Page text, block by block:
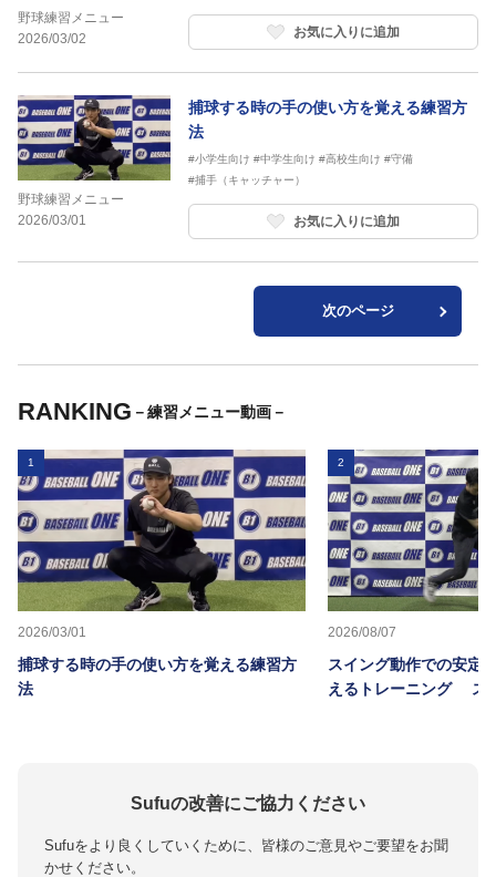
野球練習メニュー
2026/03/02
お気に入りに追加
野球練習メニュー
2026/03/01
捕球する時の手の使い方を覚える練習方
法
#小学生向け #中学生向け #高校生向け #守備
#捕手（キャッチャー）
お気に入りに追加
次のページ
RANKING －練習メニュー動画－
1
2026/03/01
捕球する時の手の使い方を覚える練習方
法
2
2026/08/07
スイング動作での安定
えるトレーニング ス
Sufuの改善にご協力ください
Sufuをより良くしていくために、皆様のご意見やご要望をお聞
かせください。